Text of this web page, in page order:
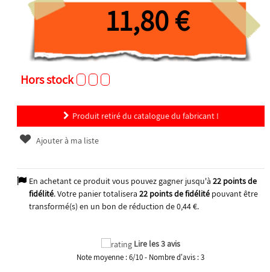
11,80 €
Hors stock
Produit retiré du catalogue du fabricant !
Ajouter à ma liste
En achetant ce produit vous pouvez gagner jusqu'à 22points de
fidélité. Votre panier totalisera 22points de fidélitépouvant être
transformé(s) en un bon de réduction de0,44 €.
Lire les 3 avis
Note moyenne :6/10- Nombre d'avis :3